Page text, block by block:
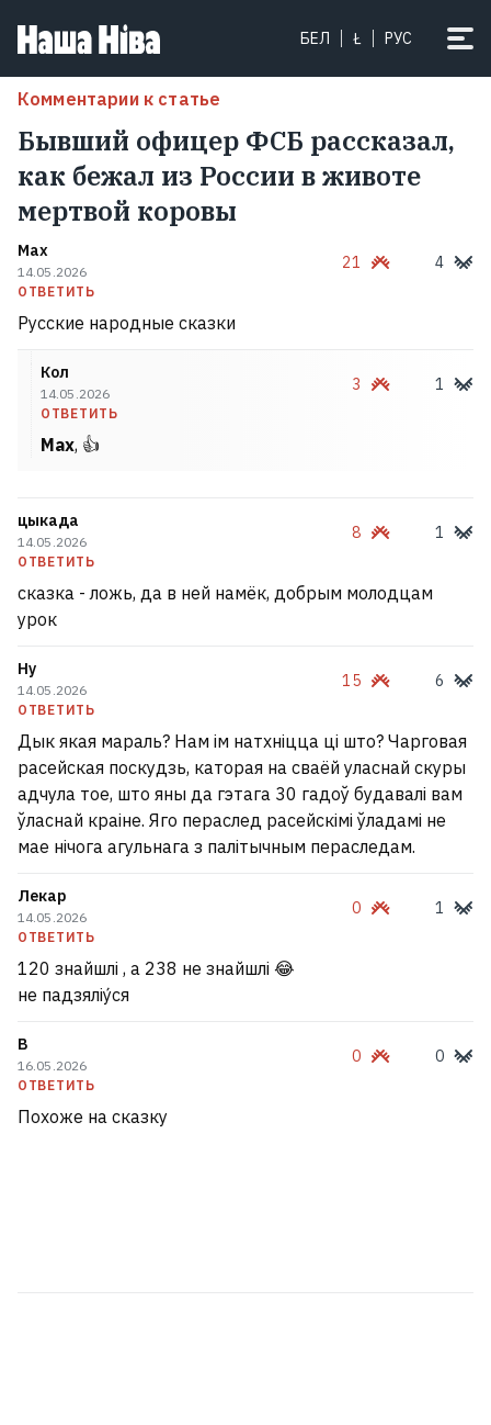
БЕЛ Ł РУС
Комментарии к статье
Бывший офицер ФСБ рассказал,
как бежал из России в животе
мертвой коровы
Max
14.05.2026
ОТВЕТИТЬ
21 4
Русские народные сказки
Кол
14.05.2026
ОТВЕТИТЬ
3 1
Max, 👍
цыкада
14.05.2026
ОТВЕТИТЬ
8 1
сказка - ложь, да в ней намёк, добрым молодцам
урок
Ну
14.05.2026
ОТВЕТИТЬ
15 6
Дык якая мараль? Нам ім натхніцца ці што? Чарговая
расейская поскудзь, каторая на сваёй уласнай скуры
адчула тое, што яны да гэтага 30 гадоў будавалі вам
ўласнай краіне. Яго пераслед расейскімі ўладамі не
мае нічога агульнага з палітычным пераследам.
Лекар
14.05.2026
ОТВЕТИТЬ
0 1
120 знайшлі , а 238 не знайшлі 😂
не падзяліу́ся
В
16.05.2026
ОТВЕТИТЬ
0 0
Похоже на сказку